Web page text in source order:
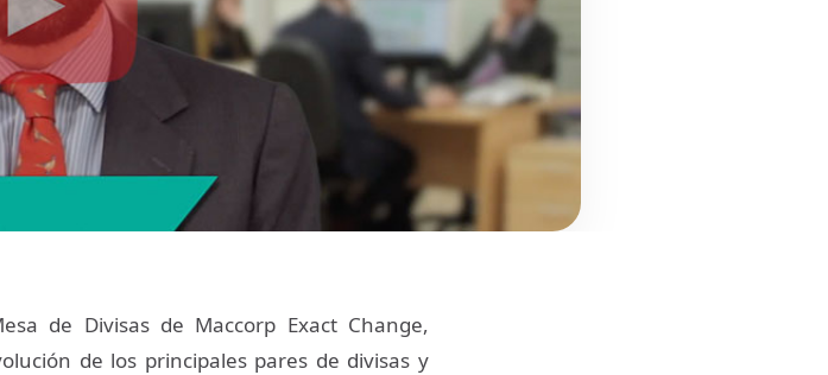
de Divisas de Maccorp Exact Change,
de los principales pares de divisas y